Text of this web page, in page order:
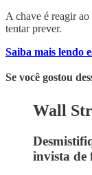
A chave é reagir
tentar prever.
Saiba mais lendo
Se você gostou
Wall
invista de